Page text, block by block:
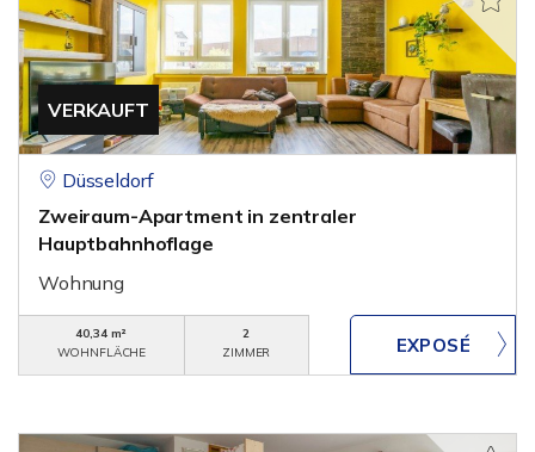
VERKAUFT
Düsseldorf
Zweiraum-Apartment in zentraler
Hauptbahnhoflage
Wohnung
40,34 m²
WOHNFLÄCHE
2
ZIMMER